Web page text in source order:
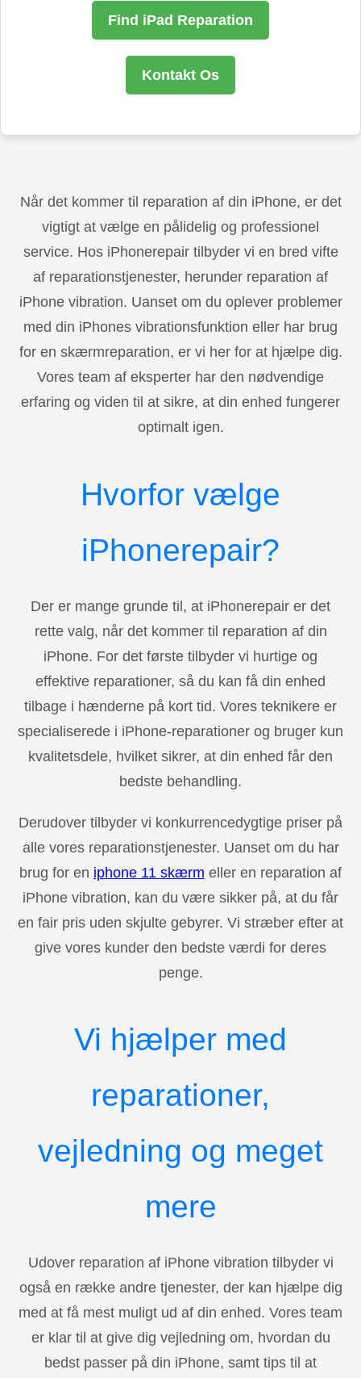
Find iPad Reparation
Kontakt Os
Når det kommer til reparation af din iPhone, er det
vigtigt at vælge en pålidelig og professionel
service. Hos iPhonerepair tilbyder vi en bred vifte
af reparationstjenester, herunder reparation af
iPhone vibration. Uanset om du oplever problemer
med din iPhones vibrationsfunktion eller har brug
for en skærmreparation, er vi her for at hjælpe dig.
Vores team af eksperter har den nødvendige
erfaring og viden til at sikre, at din enhed fungerer
optimalt igen.
Hvorfor vælge
iPhonerepair?
Der er mange grunde til, at iPhonerepair er det
rette valg, når det kommer til reparation af din
iPhone. For det første tilbyder vi hurtige og
effektive reparationer, så du kan få din enhed
tilbage i hænderne på kort tid. Vores teknikere er
specialiserede i iPhone-reparationer og bruger kun
kvalitetsdele, hvilket sikrer, at din enhed får den
bedste behandling.
Derudover tilbyder vi konkurrencedygtige priser på
alle vores reparationstjenester. Uanset om du har
brug for en iphone 11 skærm eller en reparation af
iPhone vibration, kan du være sikker på, at du får
en fair pris uden skjulte gebyrer. Vi stræber efter at
give vores kunder den bedste værdi for deres
penge.
Vi hjælper med
reparationer,
vejledning og meget
mere
Udover reparation af iPhone vibration tilbyder vi
også en række andre tjenester, der kan hjælpe dig
med at få mest muligt ud af din enhed. Vores team
er klar til at give dig vejledning om, hvordan du
bedst passer på din iPhone, samt tips til at